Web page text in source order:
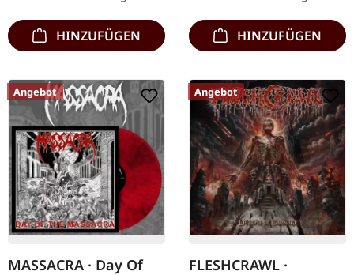
HINZUFÜGEN HINZUFÜGEN
Angebot
MASSACRA · Day Of
Angebot
FLESHCRAWL ·